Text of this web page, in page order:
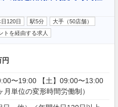
120日 駅5分
大手（50店舗）
トを経由する求人
円
〜19:00 【土】09:00〜13:00
月単位の変形時間労働制）